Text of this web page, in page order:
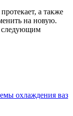
а также
на новую.
следующим
охлаждения ваз